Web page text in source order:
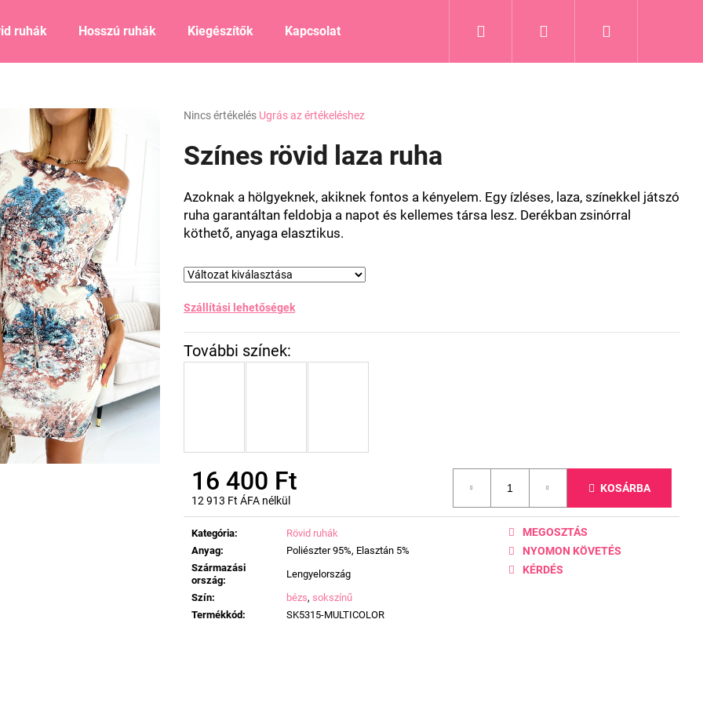
ruhák Hosszú ruhák Kiegészítők Kapcsolat Keresés Bejelentkezés
A
átlagos
értékelése
0,0
csillag.
Nincs értékelés Ugrás az értékeléshez
Színes rövid laza ruha
Azoknak a hölgyeknek, akiknek fontos a kényelem. Egy ízléses, laza, színekkel játszó
ruha garantáltan feldobja a napot és kellemes társa lesz. Derékban zsinórral
köthető, anyaga elasztikus.
Szállítási lehetőségek
16 400 Ft
12 913 Ft ÁFA nélkül
Egységár:
KOSÁRBA
Kategória:
Rövid ruhák
Anyag:
Poliészter 95%, Elasztán 5%
Származási
ország:
Lengyelország
Szín: bézs, sokszínű
Termékkód: SK5315-MULTICOLOR
KÉRDÉS
NYOMON KÖVETÉS
MEGOSZTÁS
KERESÉS
Ajánljuk